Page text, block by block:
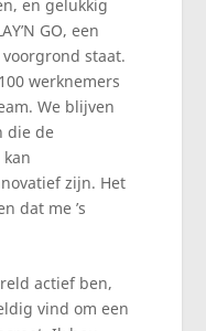
en gelukkig
GO, een
staat.
werknemers
We blijven
die de
zijn. Het
dat me ’s
actief ben,
vind om een